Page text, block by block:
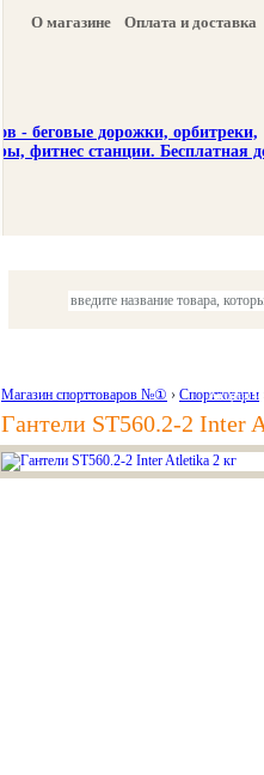
О магазине Оплата и доставка
Акции и
Магазин спорттоваров №① › Спорттовары
Гантели ST560.2-2 Inter